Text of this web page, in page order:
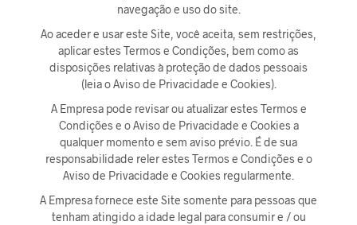
navegação e uso do site.
Ao aceder e usar este Site, você aceita, sem restrições,
aplicar estes Termos e Condições, bem como as
disposições relativas à proteção de dados pessoais
(leia o Aviso de Privacidade e Cookies).
A Empresa pode revisar ou atualizar estes Termos e
Condições e o Aviso de Privacidade e Cookies a
qualquer momento e sem aviso prévio. É de sua
responsabilidade reler estes Termos e Condições e o
Aviso de Privacidade e Cookies regularmente.
A Empresa fornece este Site somente para pessoas que
tenham atingido a idade legal para consumir e / ou